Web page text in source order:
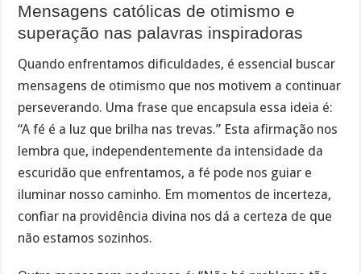
Mensagens católicas de otimismo e
superação nas palavras inspiradoras
Quando enfrentamos dificuldades, é essencial buscar
mensagens de otimismo que nos motivem a continuar
perseverando. Uma frase que encapsula essa ideia é:
“A fé é a luz que brilha nas trevas.” Esta afirmação nos
lembra que, independentemente da intensidade da
escuridão que enfrentamos, a fé pode nos guiar e
iluminar nosso caminho. Em momentos de incerteza,
confiar na providência divina nos dá a certeza de que
não estamos sozinhos.